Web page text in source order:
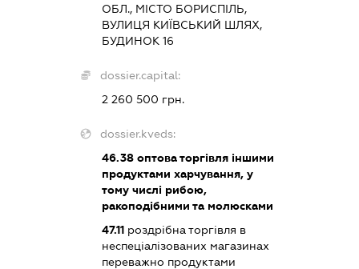
ОБЛ., МІСТО БОРИСПІЛЬ,
ВУЛИЦЯ КИЇВСЬКИЙ ШЛЯХ,
БУДИНОК 16
dossier.capital:
2 260 500 грн.
dossier.kveds:
46.38оптова торгівля іншими
продуктами харчування, у
тому числі рибою,
ракоподібними та молюсками
47.11роздрібна торгівля в
неспеціалізованих магазинах
переважно продуктами